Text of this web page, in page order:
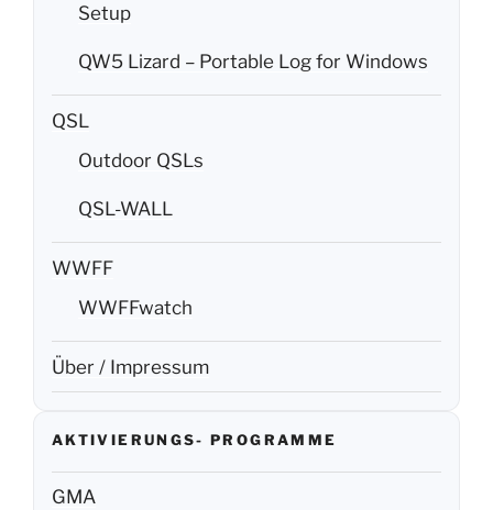
Setup
QW5 Lizard – Portable Log for Windows
QSL
Outdoor QSLs
QSL-WALL
WWFF
WWFFwatch
Über / Impressum
AKTIVIERUNGS- PROGRAMME
GMA